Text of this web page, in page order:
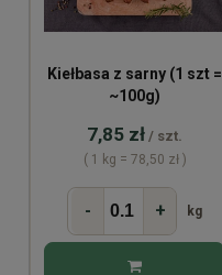
Kiełbasa z sarny (1 szt =
~100g)
7,85 zł / szt.
( 1 kg = 78,50 zł )
- + kg